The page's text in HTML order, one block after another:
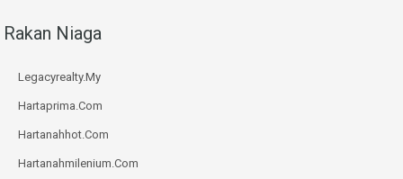
Rakan Niaga
Legacyrealty.My
Hartaprima.Com
Hartanahhot.Com
Hartanahmilenium.Com